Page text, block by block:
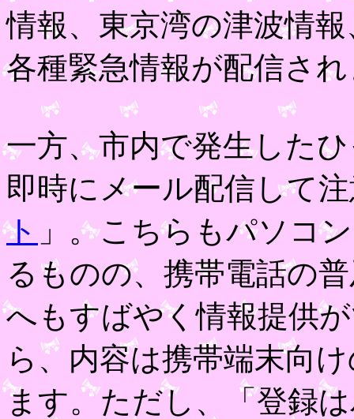
情報、東京湾の津波情
各種緊急情報が配信さ
一方、市内で発生した
即時にメール配信して
ト 」。こちらもパソコ
るものの、携帯電話の
へもすばやく情報提供
ら、内容は携帯端末向
ます。ただし、「登録